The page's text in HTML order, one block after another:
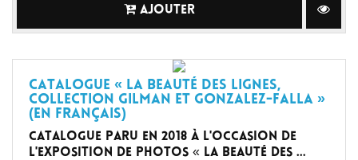
AJOUTER
Catalogue « La Beauté des lignes,
collection Gilman et Gonzalez-Falla »
(en Français)
Catalogue paru en 2018 à l'occasion de
l'exposition de photos « La Beauté des ...